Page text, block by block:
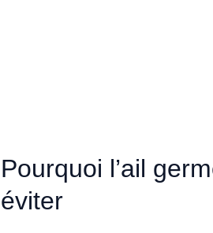
Pourquoi l’ail
éviter